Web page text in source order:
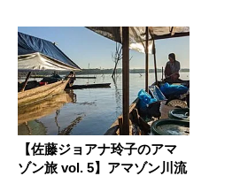
【佐藤ジョアナ玲子のアマ
ゾン旅 vol. 5】アマゾン川流